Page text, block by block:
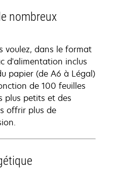
nombreux
voulez, dans le format
d'alimentation inclus
papier (de A6 à Légal)
de 100 feuilles
plus petits et des
offrir plus de